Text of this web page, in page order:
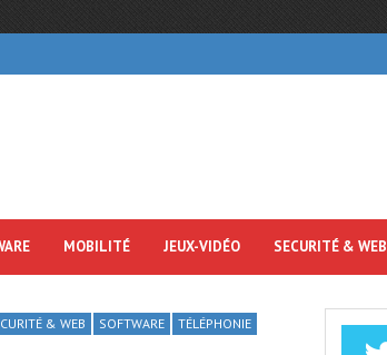
MOBILITÉ JEUX-VIDÉO SECURITÉ & WEB
& WEB SOFTWARE TÉLÉPHONIE